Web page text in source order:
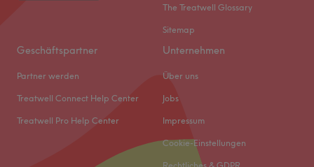
The Treatwell Glossary
Sitemap
Geschäftspartner
Partner werden
Treatwell Connect Help Center
Treatwell Pro Help Center
Unternehmen
Über uns
Jobs
Impressum
Cookie-Einstellungen